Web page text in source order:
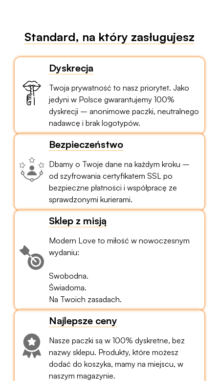
Standard, na który zasługujesz
Dyskrecja
Twoja prywatność to nasz priorytet. Jako
jedyni w Polsce gwarantujemy 100%
dyskrecji – anonimowe paczki, neutralnego
nadawcę i brak logotypów.
Bezpieczeństwo
Dbamy o Twoje dane na każdym kroku –
od szyfrowania certyfikatem SSL po
bezpieczne płatności i współpracę ze
sprawdzonymi kurierami.
Sklep z misją
Modern Love to miłość w nowoczesnym
wydaniu:
Swobodna.
Świadoma.
Na Twoich zasadach.
Najlepsze ceny
Nasze paczki są w 100% dyskretne, bez
nazwy sklepu. Produkty, które możesz
dodać do koszyka, mamy na miejscu, w
naszym magazynie.